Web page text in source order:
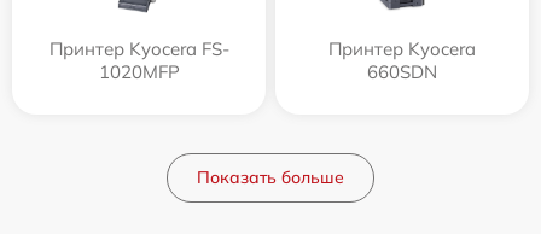
Принтер Kyocera FS-
1020MFP
Принтер Kyocera
660SDN
Показать больше